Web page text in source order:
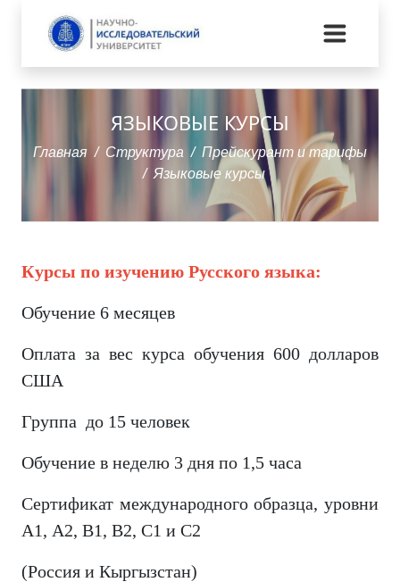
ЯЗЫКОВЫЕ КУРСЫ
Главная Структура
Прейскурант и тарифы
Языковые курсы
Курсы по изучению Русского языка:
Обучение 6 месяцев
Оплата за вес курса обучения 600 долларов
США
Группа до 15 человек
Обучение в неделю 3 дня по 1,5 часа
Сертификат международного образца, уровни
А1, А2, В1, В2, С1 и С2
(Россия и Кыргызстан)